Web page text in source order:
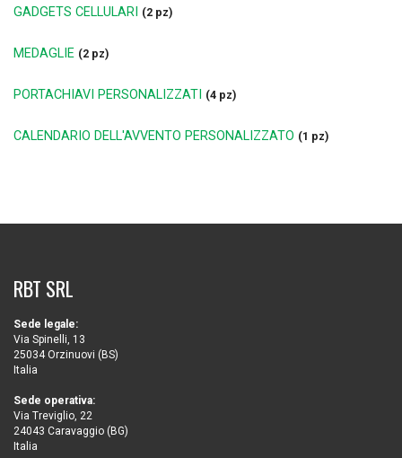
GADGETS CELLULARI (2 pz)
MEDAGLIE (2 pz)
PORTACHIAVI PERSONALIZZATI (4 pz)
CALENDARIO DELL'AVVENTO PERSONALIZZATO (1 pz)
RBT SRL
Sede legale:
Via Spinelli, 13
25034 Orzinuovi (BS)
Italia
Sede operativa:
Via Treviglio, 22
24043 Caravaggio (BG)
Italia